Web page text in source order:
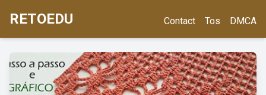
RETOEDU Contact Tos DMCA